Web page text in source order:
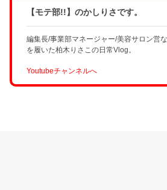
【モテ部!!】のかしりさです。
編集長/事業部マネージャー/美容サロン営
を履いた柏木りさこの日常Vlog。
Youtubeチャンネルへ